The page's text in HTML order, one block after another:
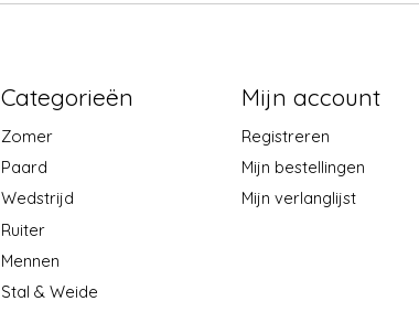
Categorieën
Zomer
Paard
Wedstrijd
Ruiter
Mennen
Stal & Weide
Mijn account
Registreren
Mijn bestellingen
Mijn verlanglijst